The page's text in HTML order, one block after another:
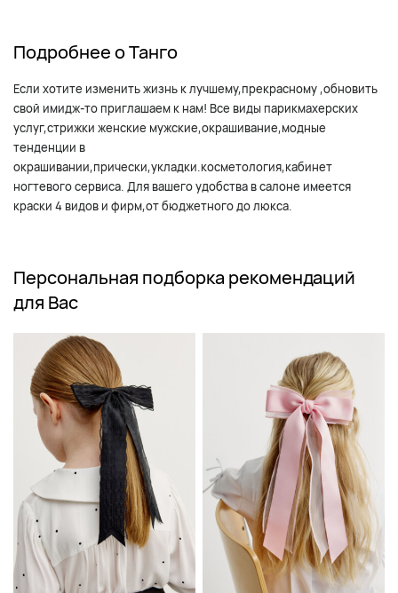
Подробнее о Танго
Если хотите изменить жизнь к лучшему,прекрасному ,обновить
свой имидж-то приглашаем к нам! Все виды парикмахерских
услуг,стрижки женские мужские,окрашивание,модные
тенденции в
окрашивании,прически,укладки.косметология,кабинет
ногтевого сервиса. Для вашего удобства в салоне имеется
краски 4 видов и фирм,от бюджетного до люкса.
Персональная подборка рекомендаций
для Вас